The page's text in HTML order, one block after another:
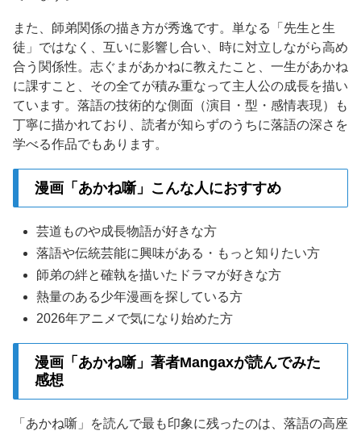
また、師弟関係の描き方が秀逸です。単なる「先生と生
徒」ではなく、互いに影響し合い、時に対立しながら高め
合う関係性。志ぐまがあかねに教えたこと、一生があかね
に課すこと、その全てが積み重なって主人公の成長を描い
ています。落語の技術的な側面（演目・型・感情表現）も
丁寧に描かれており、読者が知らずのうちに落語の深さを
学べる作品でもあります。
漫画「あかね噺」こんな人におすすめ
芸道ものや成長物語が好きな方
落語や伝統芸能に興味がある・もっと知りたい方
師弟の絆と確執を描いたドラマが好きな方
熱量のある少年漫画を探している方
2026年アニメで気になり始めた方
漫画「あかね噺」著者Mangaxが読んでみた
感想
「あかね噺」を読んで最も印象に残ったのは、落語の高座